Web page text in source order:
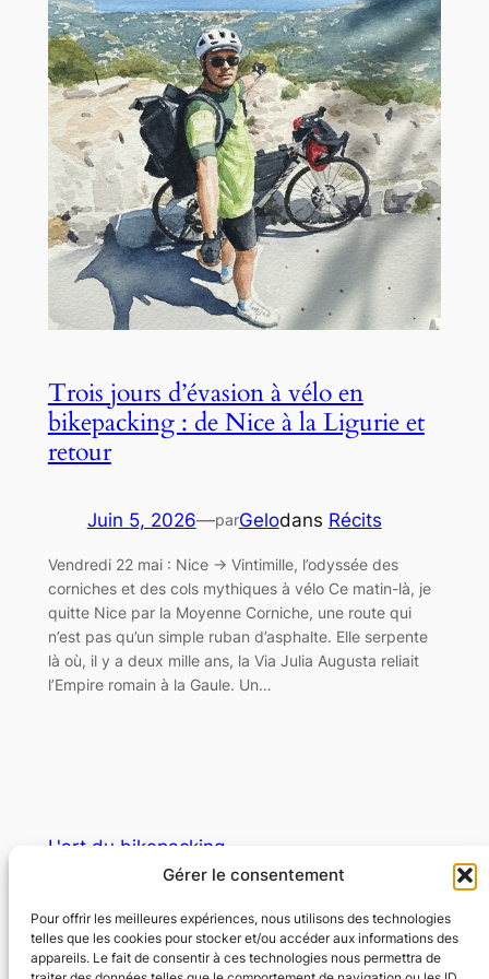
Gérer le consentement
Pour offrir les meilleures expériences, nous utilisons des technologies
telles que les cookies pour stocker et/ou accéder aux informations des
appareils. Le fait de consentir à ces technologies nous permettra de
Trois jours d’évasion à vélo en
bikepacking : de Nice à la Ligurie et
retour
Juin 5, 2026—parGelodans Récits
Vendredi 22 mai : Nice → Vintimille, l’odyssée des
corniches et des cols mythiques à vélo Ce matin-là, je
quitte Nice par la Moyenne Corniche, une route qui
n’est pas qu’un simple ruban d’asphalte. Elle serpente
là où, il y a deux mille ans, la Via Julia Augusta reliait
l’Empire romain à la Gaule. Un…
L'art du bikepacking
© Copyright – L’art du bikepacking – Tous